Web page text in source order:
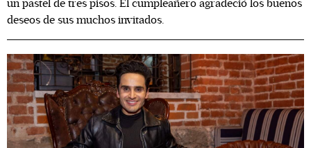
un pastel de tres pisos. El cumpleañero agradeció los buenos
deseos de sus muchos invitados.